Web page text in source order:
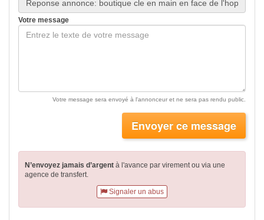
Votre message
Votre message sera envoyé à l'annonceur et ne sera pas rendu public.
Envoyer ce message
N’envoyez jamais d’argent à l'avance par virementou via une
agence de transfert.
Signaler un abus